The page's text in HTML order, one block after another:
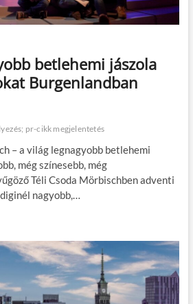
betlehemi jászola
Burgenlandban
pr-cikk megjelentetés
– a világ legnagyobb betlehemi
még színesebb, még
Téli Csoda Mörbischben adventi
nagyobb,…